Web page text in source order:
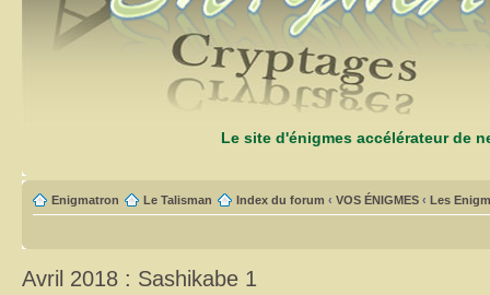
Le site d'énigmes accélérateur de
Enigmatron Le Talisman Index du forum ‹ VOS ÉNIGMES ‹ Les
Avril 2018 : Sashikabe 1